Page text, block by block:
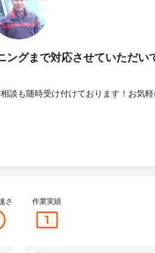
ングまで対応させていただい
談も随時受け付けております！お気
さ 作業実績